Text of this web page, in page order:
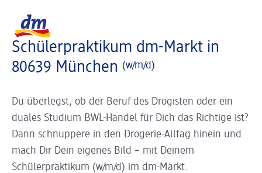
Schülerpraktikum dm-Markt in
80639 München (w/m/d)
Du überlegst, ob der Beruf des Drogisten oder ein
duales Studium BWL-Handel für Dich das Richtige ist?
Dann schnuppere in den Drogerie-Alltag hinein und
mach Dir Dein eigenes Bild – mit Deinem
Schülerpraktikum (w/m/d) im dm-Markt.